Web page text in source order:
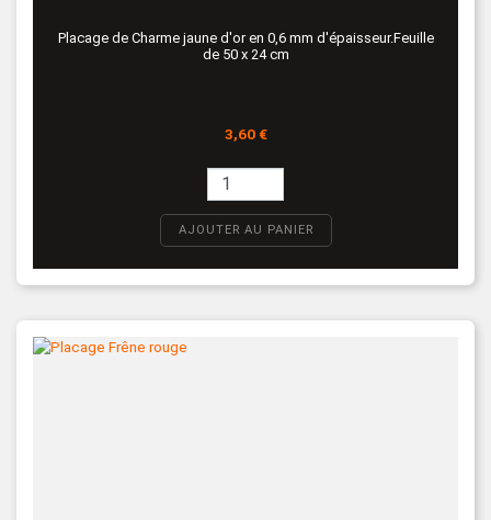
Placage de Charme jaune d'or en 0,6 mm d'épaisseur.Feuille
de 50 x 24 cm
Prix
3,60 €
AJOUTER AU PANIER